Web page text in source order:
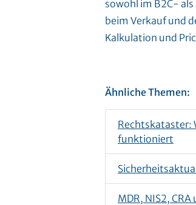
sowohl im B2C-
beim Verkauf und
Kalkulation und
Ähnliche Themen:
Rechtskataster:
funktioniert
MDR, NIS2,